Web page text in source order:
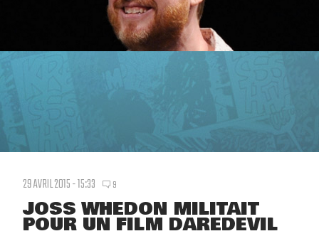
29 AVRIL 2015 - 15:33 9
JOSS WHEDON MILITAIT
POUR UN FILM DAREDEVIL